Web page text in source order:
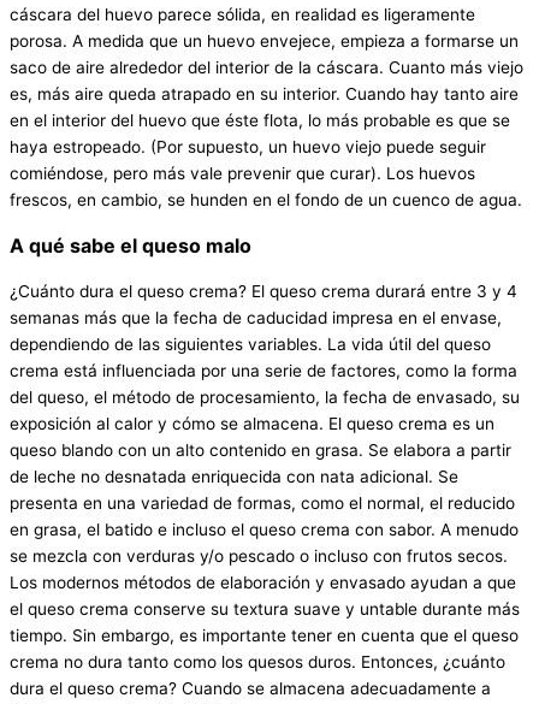
cáscara del huevo parece sólida, en realidad es ligeramente
porosa. A medida que un huevo envejece, empieza a formarse un
saco de aire alrededor del interior de la cáscara. Cuanto más viejo
es, más aire queda atrapado en su interior. Cuando hay tanto aire
en el interior del huevo que éste flota, lo más probable es que se
haya estropeado. (Por supuesto, un huevo viejo puede seguir
comiéndose, pero más vale prevenir que curar). Los huevos
frescos, en cambio, se hunden en el fondo de un cuenco de agua.
A qué sabe el queso malo
¿Cuánto dura el queso crema? El queso crema durará entre 3 y 4
semanas más que la fecha de caducidad impresa en el envase,
dependiendo de las siguientes variables. La vida útil del queso
crema está influenciada por una serie de factores, como la forma
del queso, el método de procesamiento, la fecha de envasado, su
exposición al calor y cómo se almacena. El queso crema es un
queso blando con un alto contenido en grasa. Se elabora a partir
de leche no desnatada enriquecida con nata adicional. Se
presenta en una variedad de formas, como el normal, el reducido
en grasa, el batido e incluso el queso crema con sabor. A menudo
se mezcla con verduras y/o pescado o incluso con frutos secos.
Los modernos métodos de elaboración y envasado ayudan a que
el queso crema conserve su textura suave y untable durante más
tiempo. Sin embargo, es importante tener en cuenta que el queso
crema no dura tanto como los quesos duros. Entonces, ¿cuánto
dura el queso crema? Cuando se almacena adecuadamente a